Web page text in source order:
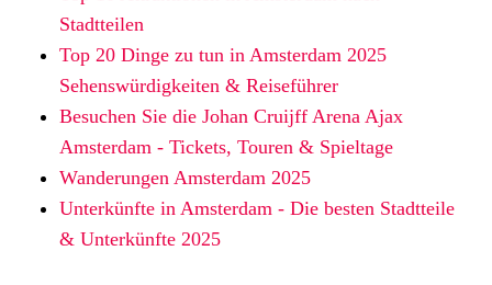
Stadtteilen
Top 20 Dinge zu tun in Amsterdam 2025
Sehenswürdigkeiten & Reiseführer
Besuchen Sie die Johan Cruijff Arena Ajax
Amsterdam - Tickets, Touren & Spieltage
Wanderungen Amsterdam 2025
Unterkünfte in Amsterdam - Die besten Stadtteile
& Unterkünfte 2025